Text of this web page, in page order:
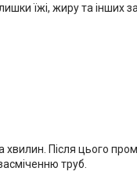
їжі, жиру та інших
хвилин. Після цього
труб.